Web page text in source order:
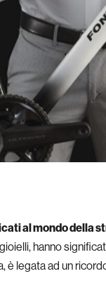
al mondo della
hanno
è legata ad un